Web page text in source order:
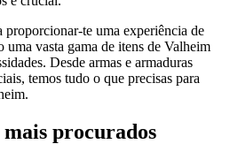
proporcionar-te uma experiência de
vasta gama de itens de Valheim
Desde armas e armaduras
temos tudo o que precisas para
procurados